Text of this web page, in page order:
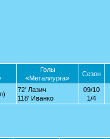
Голы
«Металлурга»
Сезон
72' Лазич
118' Иванко
09/10
1/4